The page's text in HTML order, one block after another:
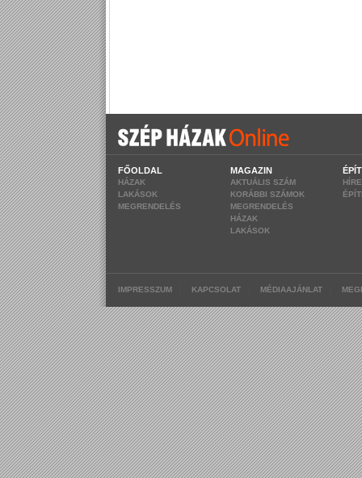
FŐOLDAL
HÁZAK
LAKÁSOK
MEGRENDELÉS
MAGAZIN
AKTUÁLIS SZÁM
KORÁBBI SZÁMOK
MEGRENDELÉS
HÁZAK
LAKÁSOK
IMPRESSZUM KAPCSOLAT MÉDIAAJÁNLAT